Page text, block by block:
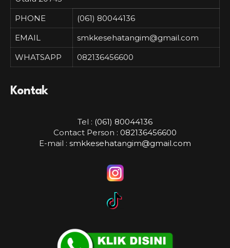
PHONE
(061) 80044136
EMAIL
smkkesehatangim@gmail.com
WHATSAPP
082136456600
Kontak
Tel : (061) 80044136
Contact Person : 082136456600
E-mail : smkkesehatangim@gmail.com